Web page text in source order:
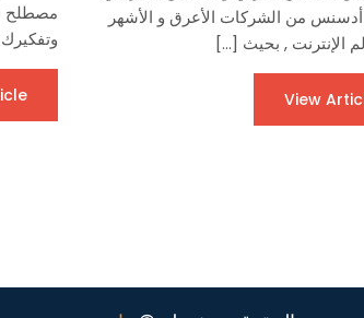
أدسنس من الشركات الأعرق و الأشهر
الإنترنت , بحيث […]
View
مصطلح